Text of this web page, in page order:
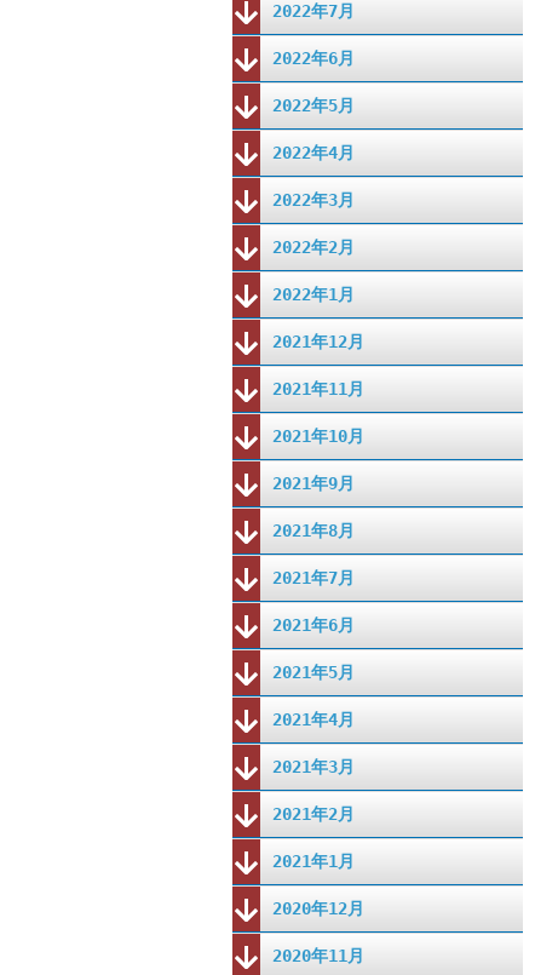
2022年7月
2022年6月
2022年5月
2022年4月
2022年3月
2022年2月
2022年1月
2021年12月
2021年11月
2021年10月
2021年9月
2021年8月
2021年7月
2021年6月
2021年5月
2021年4月
2021年3月
2021年2月
2021年1月
2020年12月
2020年11月